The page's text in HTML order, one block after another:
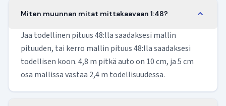
Miten muunnan mitat mittakaavaan 1:48?
Jaa todellinen pituus 48:lla saadaksesi mallin
pituuden, tai kerro mallin pituus 48:lla saadaksesi
todellisen koon. 4,8 m pitkä auto on 10 cm, ja 5 cm
osa mallissa vastaa 2,4 m todellisuudessa.